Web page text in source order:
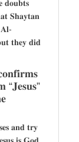
𝐝𝐨𝐮𝐛𝐭𝐬
𝐒𝐡𝐚𝐲𝐭𝐚𝐧
𝐭𝐡𝐞𝐲 𝐝𝐢𝐝
“𝐉𝐞𝐬𝐮𝐬”
𝐚𝐧𝐝 𝐭𝐫𝐲